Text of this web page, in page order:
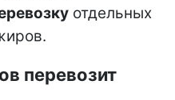
отдельных
перевозит